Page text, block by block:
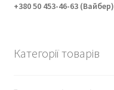
+380 50 453-46-63 (Вайбер)
Категорії товарів